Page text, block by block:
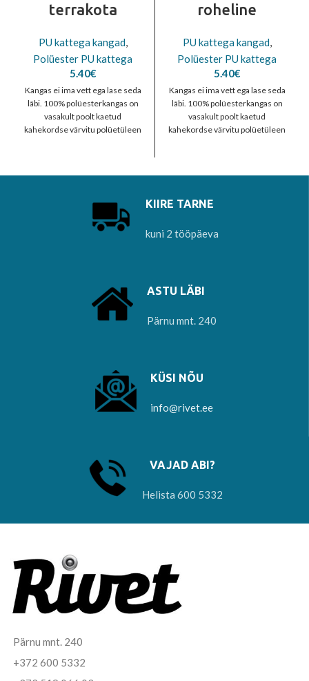
terrakota
PU kattega kangad,
Polüester PU kattega
5.40€
Kangas ei ima vett ega lase seda
läbi. 100% polüesterkangas on
vasakult poolt kaetud
kahekordse värvitu polüetüleen
roheline
PU kattega kangad,
Polüester PU kattega
5.40€
Kangas ei ima vett ega lase seda
läbi. 100% polüesterkangas on
vasakult poolt kaetud
kahekordse värvitu polüetüleen
KIIRE TARNE
kuni 2 tööpäeva
ASTU LÄBI
Pärnu mnt. 240
KÜSI NÕU
info@rivet.ee
VAJAD ABI?
Helista 600 5332
Pärnu mnt. 240
+372 600 5332